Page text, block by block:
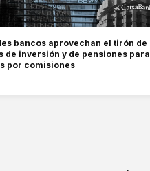
bancos aprovechan el tirón de
de inversión y de pensiones para
por comisiones